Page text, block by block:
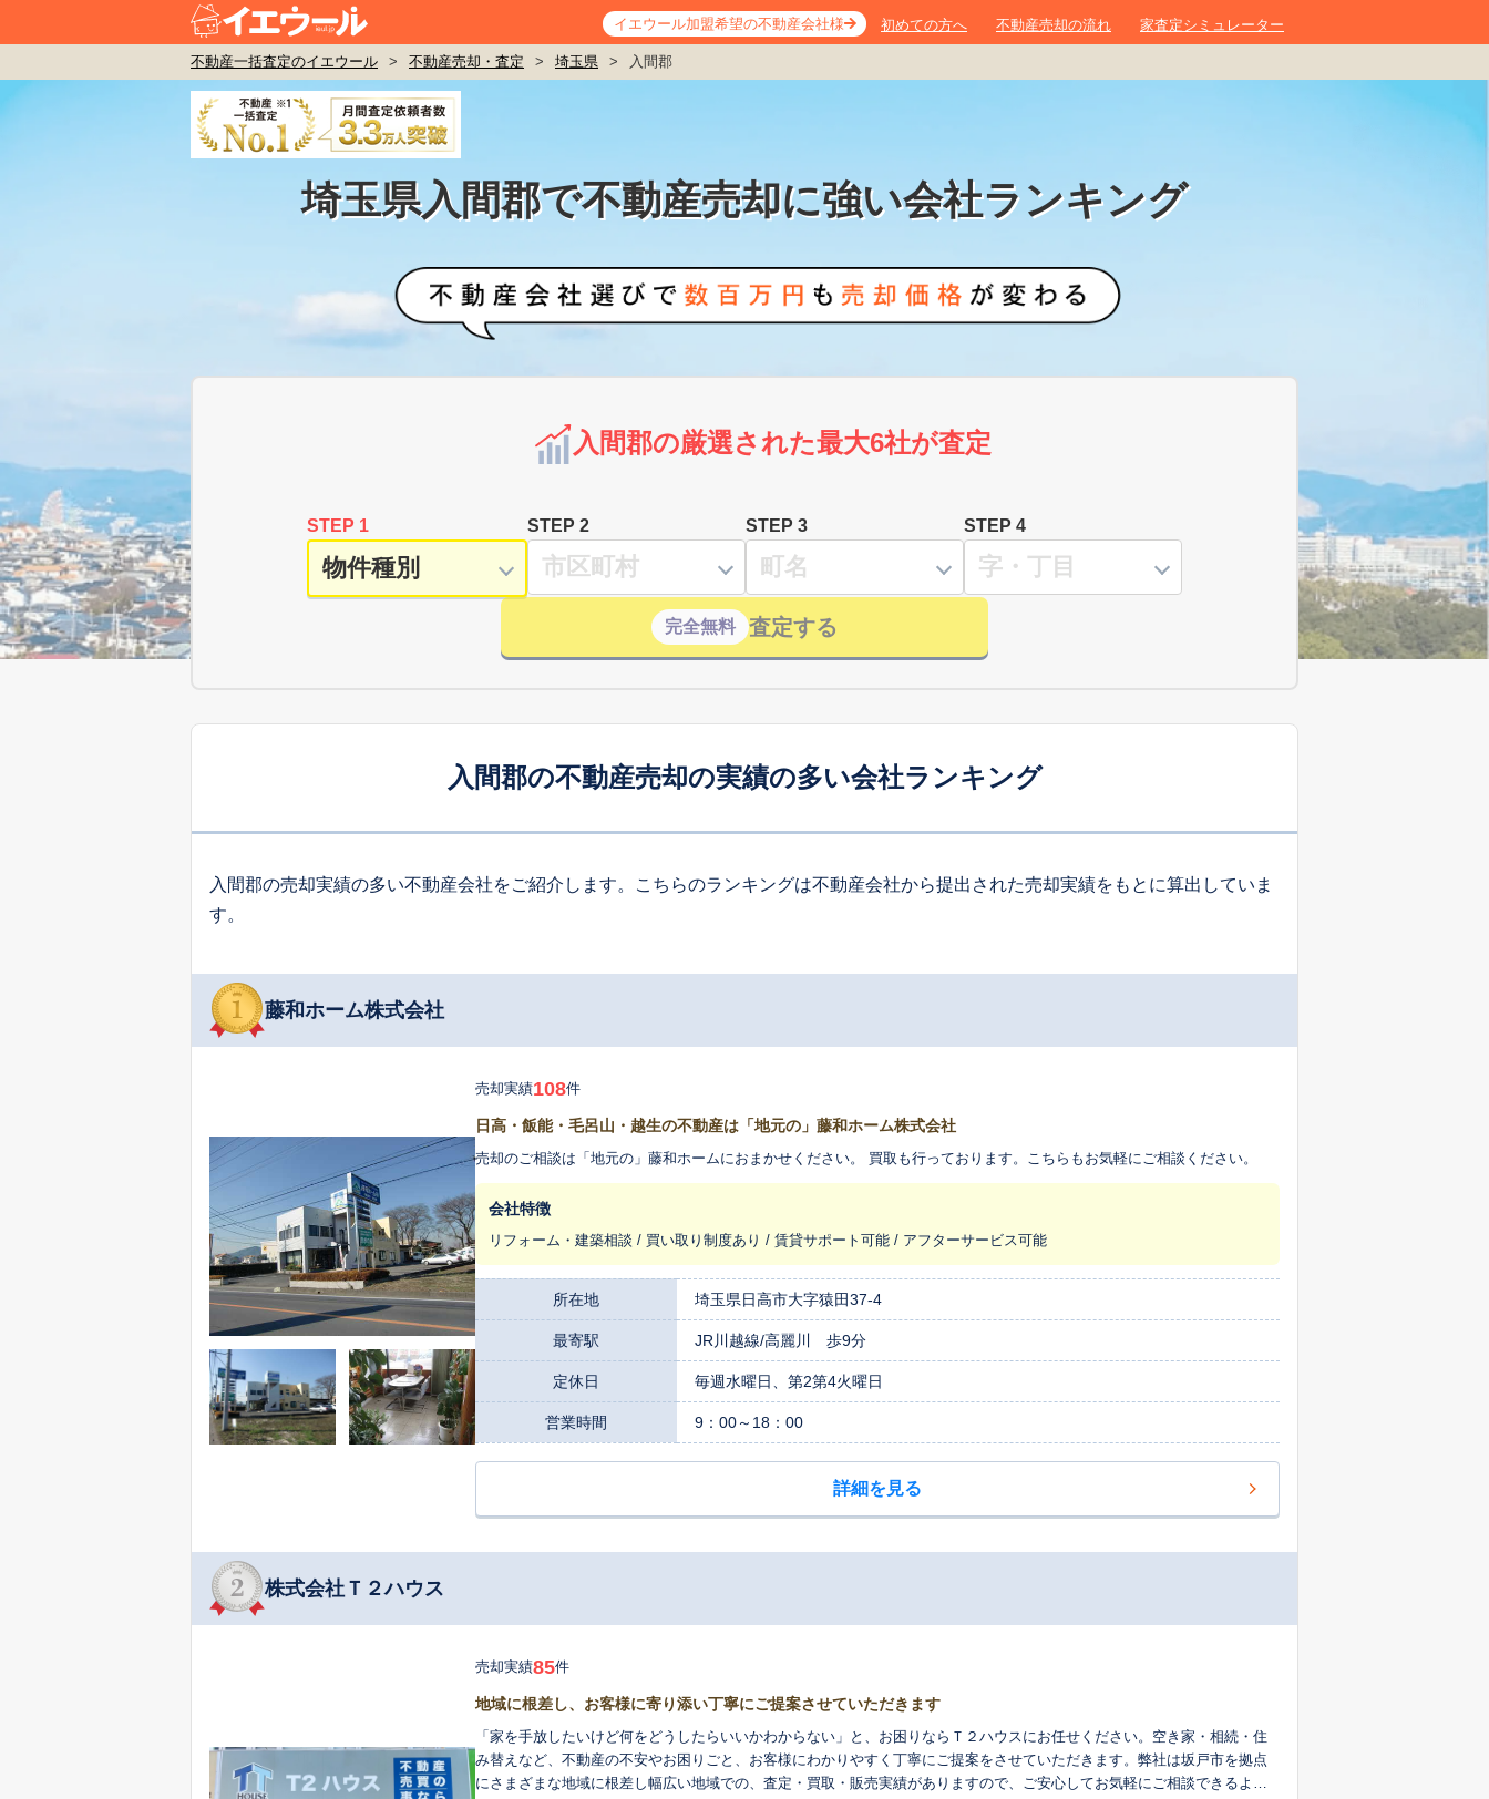
イエウール加盟希望の不動産会社様 初めての方へ 不動産売却の流れ 家査定シミュレーター
不動産一括査定のイエウール > 不動産売却・査定 > 埼玉県 > 入間郡
埼玉県入間郡で不動産売却に強い会社ランキング
入間郡の厳選された最大6社が査定
STEP 1 STEP 2 STEP 3 STEP 4
完全無料 査定する
入間郡の不動産売却の実績の多い会社ランキング
入間郡の売却実績の多い不動産会社をご紹介します。こちらのランキングは不動産会社から提出された売却実績をもとに算出していま
す。
藤和ホーム株式会社
売却実績108件
日高・飯能・毛呂山・越生の不動産は「地元の」藤和ホーム株式会社
売却のご相談は「地元の」藤和ホームにおまかせください。 買取も行っております。こちらもお気軽にご相談ください。
会社特徴
リフォーム・建築相談 / 買い取り制度あり / 賃貸サポート可能 / アフターサービス可能
所在地 埼玉県日高市大字猿田37-4
最寄駅 JR川越線/高麗川 歩9分
定休日 毎週水曜日、第2第4火曜日
営業時間 9：00～18：00
詳細を見る
株式会社Ｔ２ハウス
売却実績85件
地域に根差し、お客様に寄り添い丁寧にご提案させていただきます
「家を手放したいけど何をどうしたらいいかわからない」と、お困りならＴ２ハウスにお任せください。空き家・相続・住
み替えなど、不動産の不安やお困りごと、お客様にわかりやすく丁寧にご提案をさせていただきます。弊社は坂戸市を拠点
にさまざまな地域に根差し幅広い地域での、査定・買取・販売実績がありますので、ご安心してお気軽にご相談できるよう